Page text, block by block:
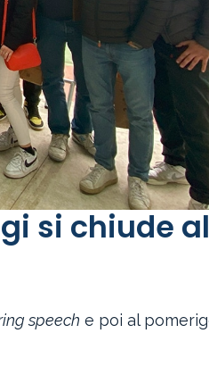
si chiude
speech e poi al